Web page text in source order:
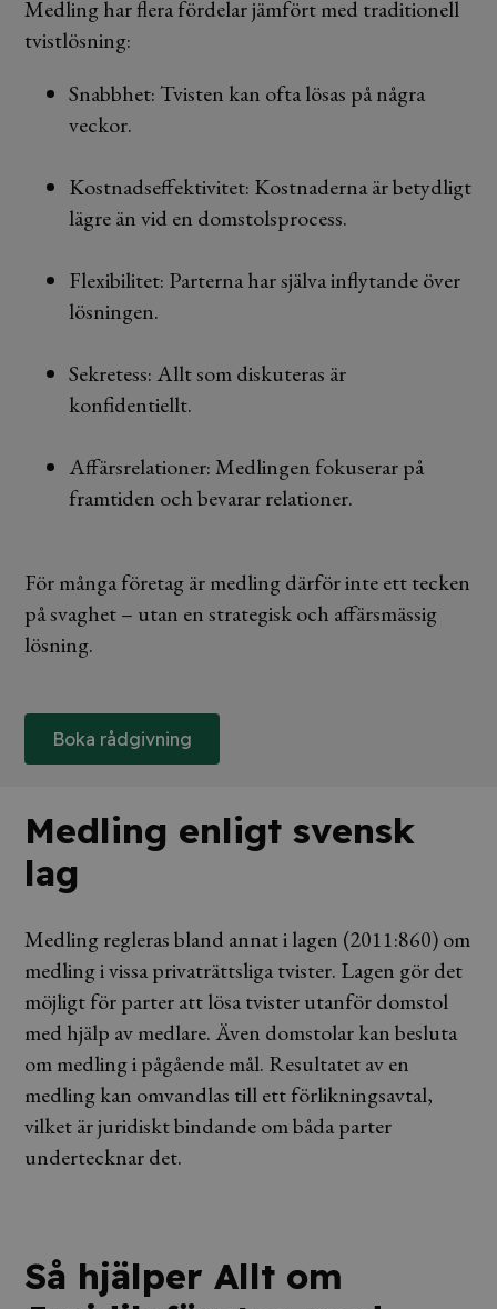
Medling har flera fördelar jämfört med traditionell
tvistlösning:
Snabbhet: Tvisten kan ofta lösas på några
veckor.
Kostnadseffektivitet: Kostnaderna är betydligt
lägre än vid en domstolsprocess.
Flexibilitet: Parterna har själva inflytande över
lösningen.
Sekretess: Allt som diskuteras är
konfidentiellt.
Affärsrelationer: Medlingen fokuserar på
framtiden och bevarar relationer.
För många företag är medling därför inte ett tecken
på svaghet – utan en strategisk och affärsmässig
lösning.
Boka rådgivning
Medling enligt svensk
lag
Medling regleras bland annat i lagen (2011:860) om
medling i vissa privaträttsliga tvister. Lagen gör det
möjligt för parter att lösa tvister utanför domstol
med hjälp av medlare. Även domstolar kan besluta
om medling i pågående mål. Resultatet av en
medling kan omvandlas till ett förlikningsavtal,
vilket är juridiskt bindande om båda parter
undertecknar det.
Så hjälper Allt om